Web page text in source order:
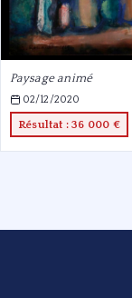
Paysage animé
02/12/2020
Résultat : 36 000 €